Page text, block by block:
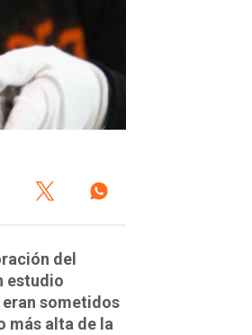
del
estudio
eran sometidos
más alta de la